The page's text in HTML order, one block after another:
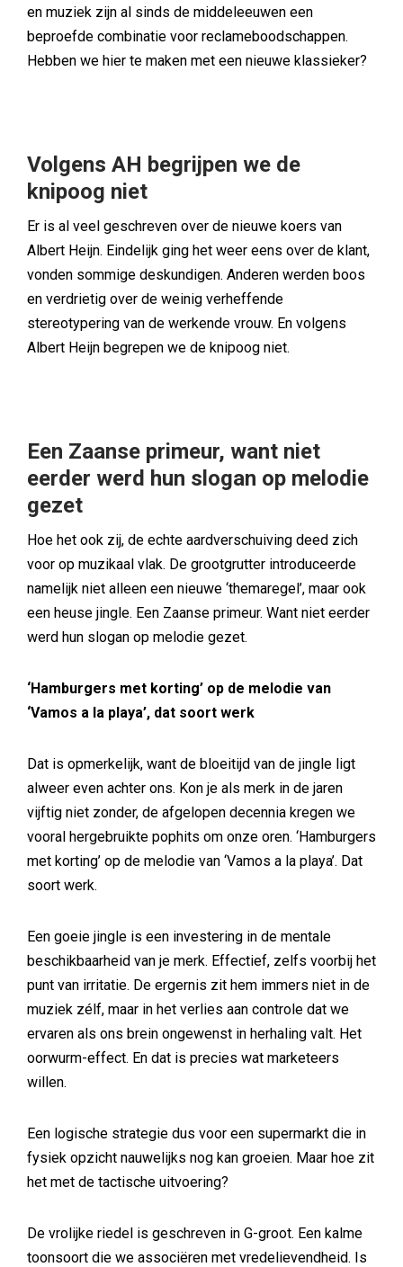
en muziek zijn al sinds de middeleeuwen een
beproefde combinatie voor reclameboodschappen.
Hebben we hier te maken met een nieuwe klassieker?
Volgens AH begrijpen we de
knipoog niet
Er is al veel geschreven over de nieuwe koers van
Albert Heijn. Eindelijk ging het weer eens over de klant,
vonden sommige deskundigen. Anderen werden boos
en verdrietig over de weinig verheffende
stereotypering van de werkende vrouw. En volgens
Albert Heijn begrepen we de knipoog niet.
Een Zaanse primeur, want niet
eerder werd hun slogan op melodie
gezet
Hoe het ook zij, de echte aardverschuiving deed zich
voor op muzikaal vlak. De grootgrutter introduceerde
namelijk niet alleen een nieuwe ‘themaregel’, maar ook
een heuse jingle. Een Zaanse primeur. Want niet eerder
werd hun slogan op melodie gezet.
‘Hamburgers met korting’ op de melodie van
‘Vamos a la playa’, dat soort werk
Dat is opmerkelijk, want de bloeitijd van de jingle ligt
alweer even achter ons. Kon je als merk in de jaren
vijftig niet zonder, de afgelopen decennia kregen we
vooral hergebruikte pophits om onze oren. ‘Hamburgers
met korting’ op de melodie van ‘Vamos a la playa’. Dat
soort werk.
Een goeie jingle is een investering in de mentale
beschikbaarheid van je merk. Effectief, zelfs voorbij het
punt van irritatie. De ergernis zit hem immers niet in de
muziek zélf, maar in het verlies aan controle dat we
ervaren als ons brein ongewenst in herhaling valt. Het
oorwurm-effect. En dat is precies wat marketeers
willen.
Een logische strategie dus voor een supermarkt die in
fysiek opzicht nauwelijks nog kan groeien. Maar hoe zit
het met de tactische uitvoering?
De vrolijke riedel is geschreven in G-groot. Een kalme
toonsoort die we associëren met vredelievendheid. Is